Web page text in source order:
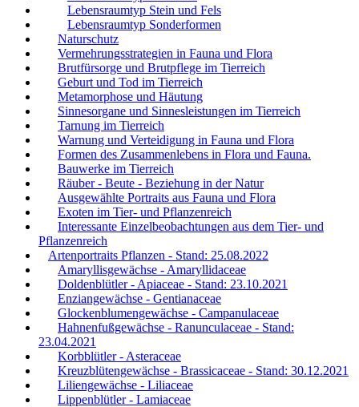
Lebensraumtyp Stein und Fels
Lebensraumtyp Sonderformen
Naturschutz
Vermehrungsstrategien in Fauna und Flora
Brutfürsorge und Brutpflege im Tierreich
Geburt und Tod im Tierreich
Metamorphose und Häutung
Sinnesorgane und Sinnesleistungen im Tierreich
Tarnung im Tierreich
Warnung und Verteidigung in Fauna und Flora
Formen des Zusammenlebens in Flora und Fauna.
Bauwerke im Tierreich
Räuber - Beute - Beziehung in der Natur
Ausgewählte Portraits aus Fauna und Flora
Exoten im Tier- und Pflanzenreich
Interessante Einzelbeobachtungen aus dem Tier- und
Pflanzenreich
Artenportraits Pflanzen - Stand: 25.08.2022
Amaryllisgewächse - Amaryllidaceae
Doldenblütler - Apiaceae - Stand: 23.10.2021
Enziangewächse - Gentianaceae
Glockenblumengewächse - Campanulaceae
Hahnenfußgewächse - Ranunculaceae - Stand:
23.04.2021
Korbblütler - Asteraceae
Kreuzblütengewächse - Brassicaceae - Stand: 30.12.2021
Liliengewächse - Liliaceae
Lippenblütler - Lamiaceae